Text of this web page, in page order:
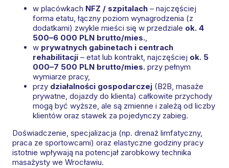
w placówkach NFZ / szpitalach – najczęściej
forma etatu, łączny poziom wynagrodzenia (z
dodatkami) zwykle mieści się w przedziale ok. 4
500–6 000 PLN brutto/mies.,
w prywatnych gabinetach i centrach
rehabilitacji – etat lub kontrakt, najczęściej ok. 5
000–7 500 PLN brutto/mies. przy pełnym
wymiarze pracy,
przy działalności gospodarczej (B2B, masaże
prywatne, dojazdy do klienta) całkowite przychody
mogą być wyższe, ale są zmienne i zależą od liczby
klientów oraz stawek za pojedynczy zabieg.
Doświadczenie, specjalizacja (np. drenaż limfatyczny,
praca ze sportowcami) oraz elastyczne godziny pracy
istotnie wpływają na potencjał zarobkowy technika
masażysty we Wrocławiu.